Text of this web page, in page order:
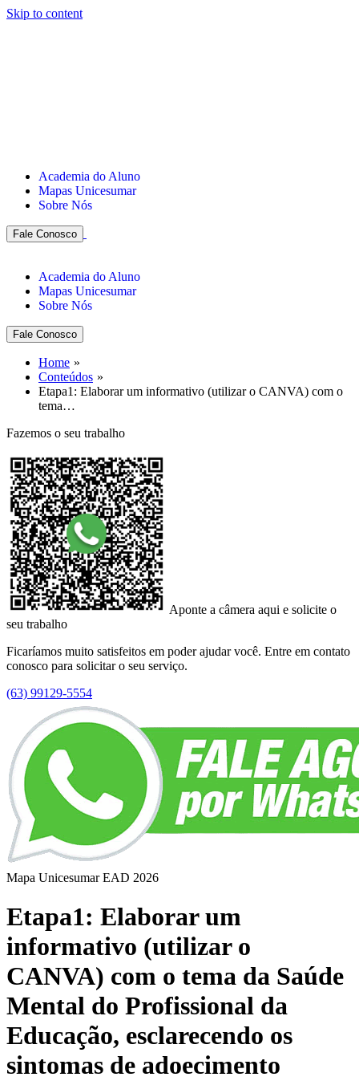
Skip to content
Academia do Aluno
Mapas Unicesumar
Sobre Nós
Fale Conosco
Academia do Aluno
Mapas Unicesumar
Sobre Nós
Fale Conosco
Home
Conteúdos
Etapa1: Elaborar um informativo (utilizar o CANVA) com o
tema…
Fazemos o seu trabalho
Aponte a câmera aqui e solicite o
seu trabalho
Ficaríamos muito satisfeitos em poder ajudar você. Entre em contato
conosco para solicitar o seu serviço.
(63) 99129-5554
Mapa Unicesumar EAD 2026
Etapa1: Elaborar um
informativo (utilizar o
CANVA) com o tema da Saúde
Mental do Profissional da
Educação, esclarecendo os
sintomas de adoecimento